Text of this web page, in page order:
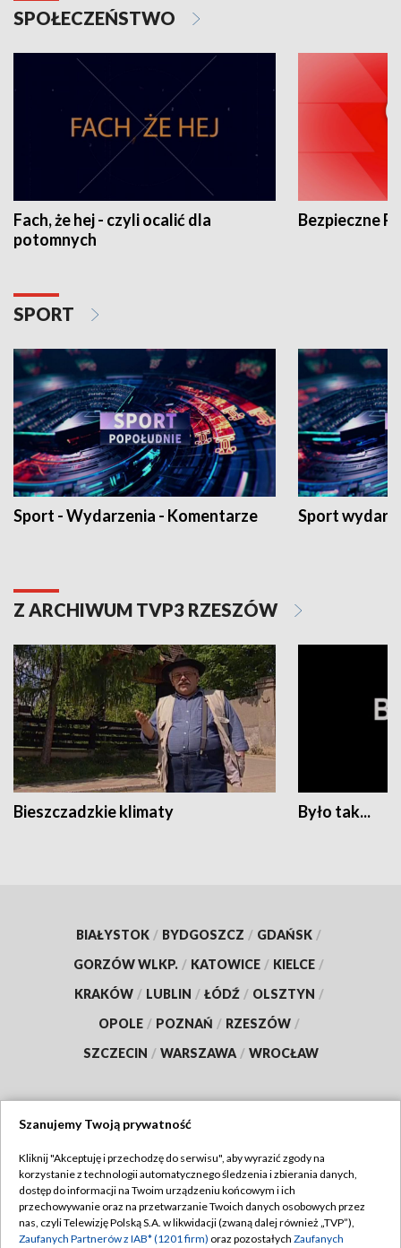
SPOŁECZEŃSTWO
Fach, że hej - czyli ocalić dla
potomnych
Bezpieczne
SPORT
Sport - Wydarzenia - Komentarze Sport
Z ARCHIWUM TVP3 RZESZÓW
Bieszczadzkie klimaty Było tak...
BIAŁYSTOK / BYDGOSZCZ / GDAŃSK /
GORZÓW WLKP. / KATOWICE / KIELCE /
KRAKÓW / LUBLIN / ŁÓDŹ / OLSZTYN /
OPOLE / POZNAŃ / RZESZÓW /
SZCZECIN / WARSZAWA / WROCŁAW
TVP
Abonament TVP
Emisja w TVP
Regulamin TVP
Polityka prywatności
Szanujemy Twoją prywatność
Kliknij "Akceptuję i przechodzę do serwisu", aby wyrazić zgody na
korzystanie z technologii automatycznego śledzenia i zbierania danych,
dostęp do informacji na Twoim urządzeniu końcowym i ich
przechowywanie oraz na przetwarzanie Twoich danych osobowych przez
nas, czyli Telewizję Polską S.A. w likwidacji (zwaną dalej również „TVP”),
Zaufanych Partnerów z IAB* (1201 firm) oraz pozostałych Zaufanych